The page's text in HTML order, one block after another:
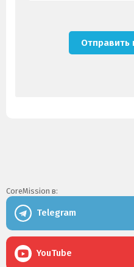
CoreMission в:
Telegram
YouTube